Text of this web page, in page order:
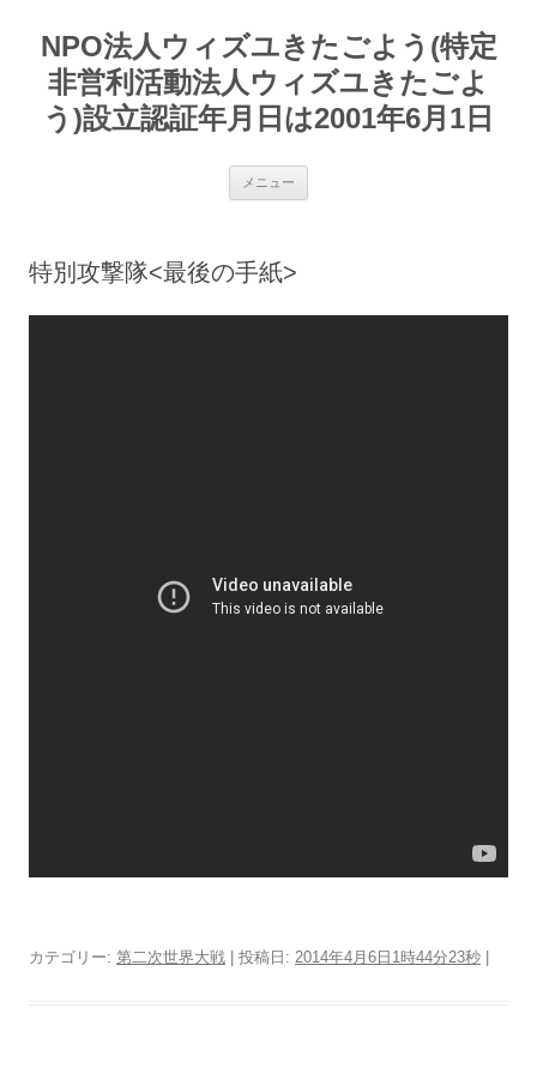
テ
ンNPO法人ウィズユきたごよう(特定
非営利活動法人ウィズユきたごよ
う)設立認証年月日は2001年6月1日
メニュー
特別攻撃隊<最後の手紙>
カテゴリー: 第二次世界大戦 | 投稿日: 2014年4月6日1時44分23秒